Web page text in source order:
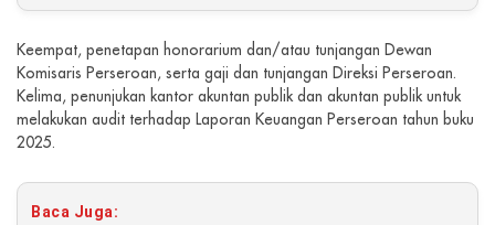
Keempat, penetapan honorarium dan/atau tunjangan Dewan
Komisaris Perseroan, serta gaji dan tunjangan Direksi Perseroan.
Kelima, penunjukan kantor akuntan publik dan akuntan publik untuk
melakukan audit terhadap Laporan Keuangan Perseroan tahun buku
2025.
Baca Juga: